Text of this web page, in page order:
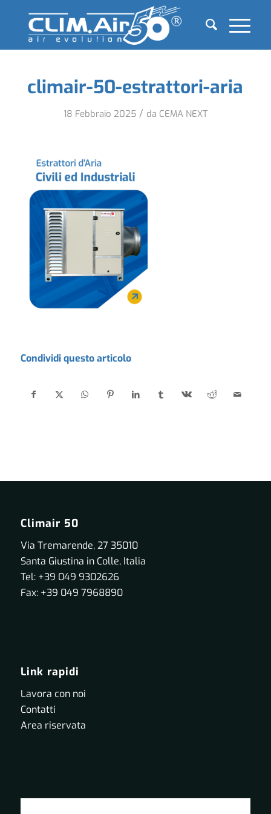
climair-50-estrattori-aria
18 Febbraio 2025 / da CEMA NEXT
Condividi questo articolo
Climair 50
Via Tremarende, 27 35010
Santa Giustina in Colle, Italia
Tel: +39 049 9302626
Fax: +39 049 7968890
Link rapidi
Lavora con noi
Contatti
Area riservata